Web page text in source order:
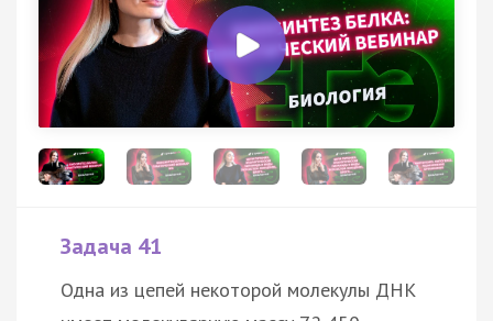
Задача 41
Одна из цепей некоторой молекулы ДНК